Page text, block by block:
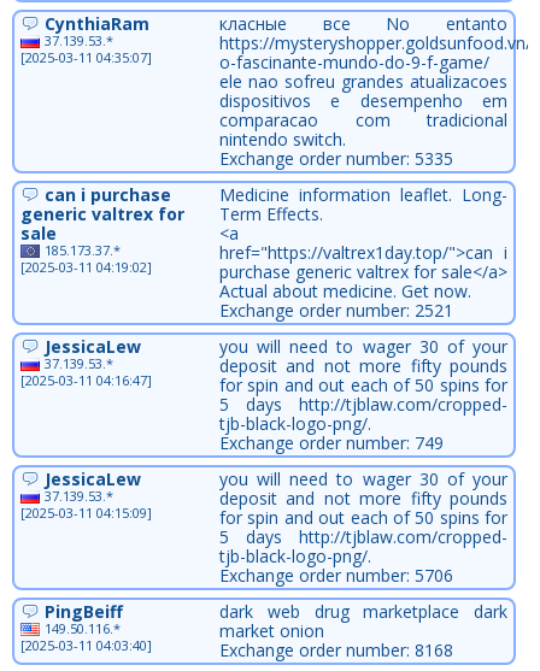
CynthiaRam
37.139.53.*
[2025-03-11 04:35:07]
класные все No entanto
https://mysteryshopper.goldsunfood.vn/
o-fascinante-mundo-do-9-f-game/
ele nao sofreu grandes atualizacoes
dispositivos e desempenho em
comparacao com tradicional
nintendo switch.
Exchange order number: 5335
can i purchase
generic valtrex for
sale
185.173.37.*
[2025-03-11 04:19:02]
Medicine information leaflet. Long-
Term Effects.
<a
href="https://valtrex1day.top/">can i
purchase generic valtrex for sale</a>
Actual about medicine. Get now.
Exchange order number: 2521
JessicaLew
37.139.53.*
[2025-03-11 04:16:47]
you will need to wager 30 of your
deposit and not more fifty pounds
for spin and out each of 50 spins for
5 days http://tjblaw.com/cropped-
tjb-black-logo-png/.
Exchange order number: 749
JessicaLew
37.139.53.*
[2025-03-11 04:15:09]
you will need to wager 30 of your
deposit and not more fifty pounds
for spin and out each of 50 spins for
5 days http://tjblaw.com/cropped-
tjb-black-logo-png/.
Exchange order number: 5706
PingBeiff
149.50.116.*
[2025-03-11 04:03:40]
dark web drug marketplace dark
market onion
Exchange order number: 8168